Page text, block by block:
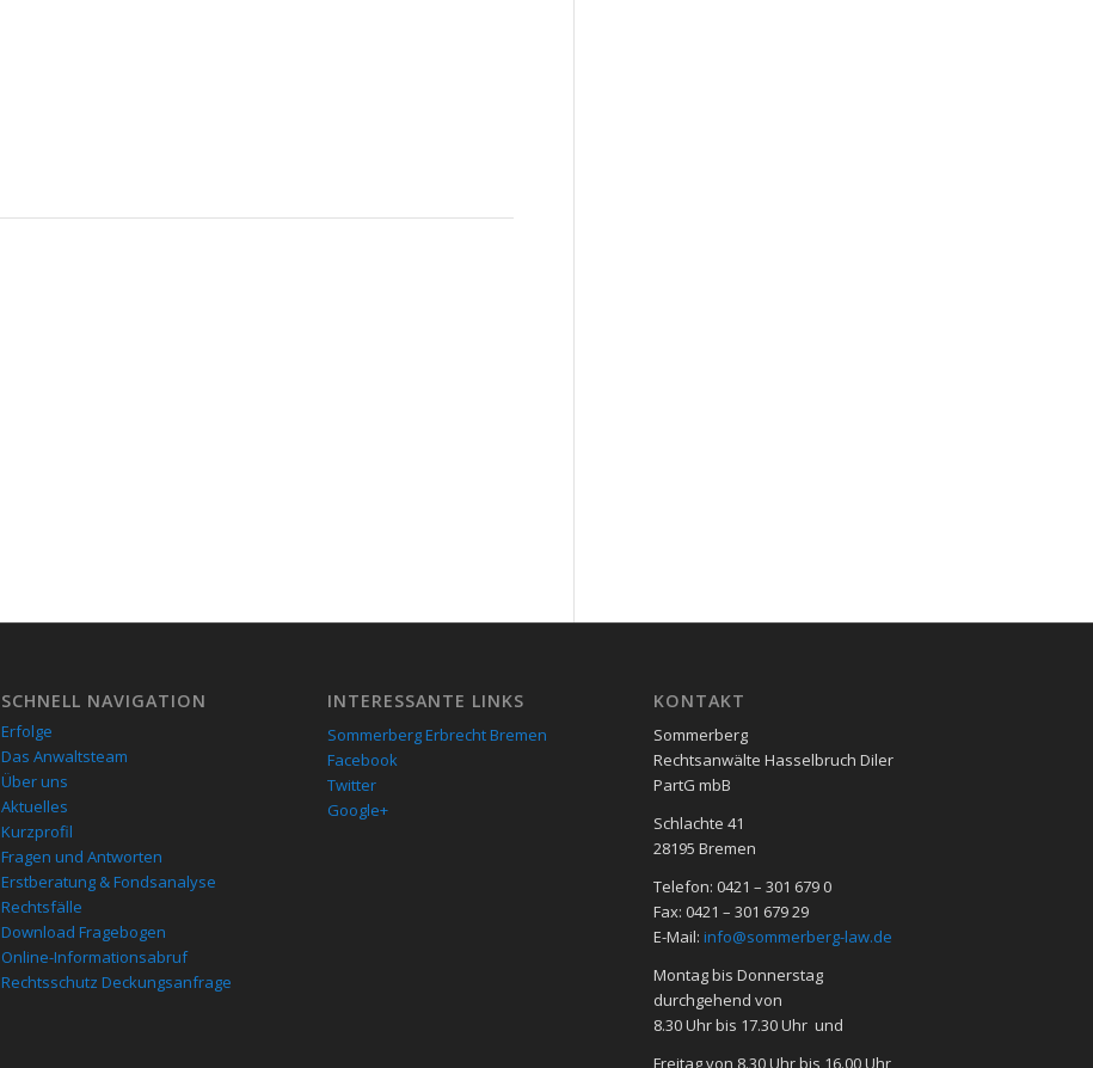
SCHNELL NAVIGATION
Erfolge
Das Anwaltsteam
Über uns
Aktuelles
Kurzprofil
Fragen und Antworten
Erstberatung & Fondsanalyse
Rechtsfälle
Download Fragebogen
Online-Informationsabruf
Rechtsschutz Deckungsanfrage
INTERESSANTE LINKS
Sommerberg Erbrecht Bremen
Facebook
Twitter
Google+
KON­TAKT
Sommerberg
Rechtsanwälte Hasselbruch Diler
PartG mbB
Schlachte 41
28195 Bre­men
Telefon: 0421 – 301 679 0
Fax: 0421 – 301 679 29
E-Mail: info@sommerberg-law.de
Mon­tag bis Don­ners­tag
durch­ge­hend von
8.30 Uhr bis 17.30 Uhr und
Frei­tag von 8.30 Uhr bis 16.00 Uhr